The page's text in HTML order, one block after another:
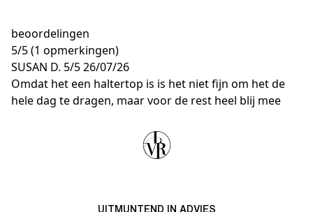
beoordelingen
5/5(1 opmerkingen)
SUSAN D. 5/526/07/26
Omdat het een haltertop is is het niet fijn om het de
hele dag te dragen, maar voor de rest heel blij mee
UITMUNTEND IN ADVIES